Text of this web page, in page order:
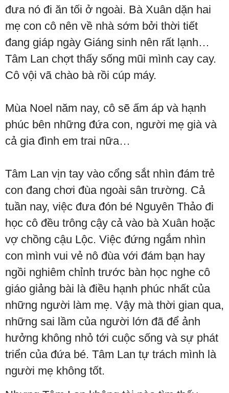
đưa nó đi ăn tối ở ngoài. Bà Xuân dặn hai
mẹ con cô nên về nhà sớm bởi thời tiết
đang giáp ngày Giáng sinh nên rất lạnh…
Tâm Lan chợt thấy sống mũi mình cay cay.
Cô vội vã chào bà rồi cúp máy.
Mùa Noel năm nay, cô sẽ ấm áp và hạnh
phúc bên những đứa con, người mẹ già và
cả gia đình em trai nữa…
Tâm Lan vịn tay vào cổng sắt nhìn đám trẻ
con đang chơi đùa ngoài sân trường. Cả
tuần nay, việc đưa đón bé Nguyên Thảo đi
học cô đều trông cậy cả vào bà Xuân hoặc
vợ chồng cậu Lộc. Việc đứng ngắm nhìn
con mình vui vẻ nô đùa với đám bạn hay
ngồi nghiêm chỉnh trước bàn học nghe cô
giáo giảng bài là điều hạnh phúc nhất của
những người làm mẹ. Vậy mà thời gian qua,
những sai lầm của người lớn đã để ảnh
hưởng không nhỏ tới cuộc sống và sự phát
triển của đứa bé. Tâm Lan tự trách mình là
người mẹ không tốt.